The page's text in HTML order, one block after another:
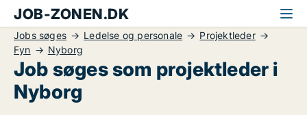
JOB-ZONEN.DK
Jobs søges Ledelse og personale
Projektleder
Fyn
Nyborg
Job søges som projektleder i
Nyborg